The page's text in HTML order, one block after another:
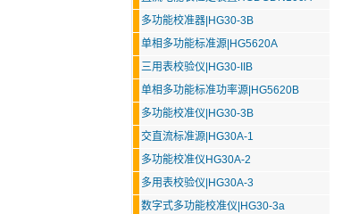
多功能校准器|HG30-3B
单相多功能标准源|HG5620A
三用表校验仪|HG30-IIB
单相多功能标准功率源|HG5620B
多功能校准仪|HG30-3B
交直流标准源|HG30A-1
多功能校准仪HG30A-2
多用表校验仪|HG30A-3
数字式多功能校准仪|HG30-3a